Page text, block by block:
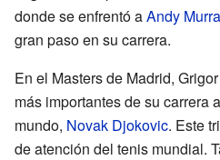
donde se enfrentó aAndy
gran paso en su carrera.
En el Masters de Madrid,
más importantes de su carrera
mundo, Novak Djokovic. Este
de atención del tenis mundial.